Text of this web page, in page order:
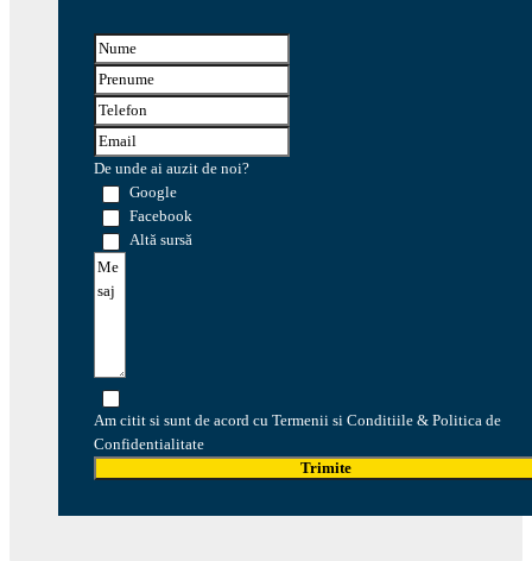
De unde ai auzit de noi?
Google
Facebook
Altă sursă
Am citit si sunt de acord cu Termenii si Conditiile & Politica de
Confidentialitate
Trimite